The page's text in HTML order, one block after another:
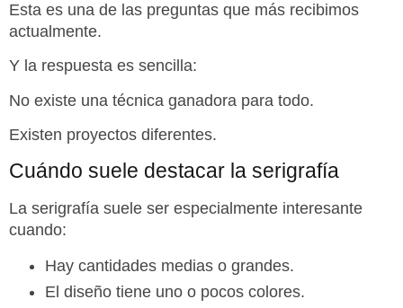
Esta es una de las preguntas que más recibimos
actualmente.
Y la respuesta es sencilla:
No existe una técnica ganadora para todo.
Existen proyectos diferentes.
Cuándo suele destacar la serigrafía
La serigrafía suele ser especialmente interesante
cuando:
Hay cantidades medias o grandes.
El diseño tiene uno o pocos colores.